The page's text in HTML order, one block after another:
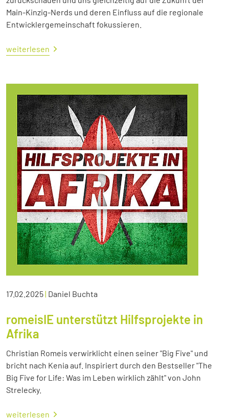
Main-Kinzig-Nerds und deren Einfluss auf die regionale
Entwicklergemeinschaft fokussieren.
weiterlesen
17.02.2025| Daniel Buchta
romeisIE unterstützt Hilfsprojekte in
Afrika
Christian Romeis verwirklicht einen seiner "Big Five" und
bricht nach Kenia auf. Inspiriert durch den Bestseller "The
Big Five for Life: Was im Leben wirklich zählt" von John
Strelecky.
weiterlesen